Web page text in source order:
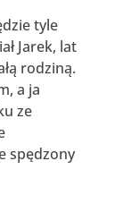
tyle
Jarek, lat
rodziną.
a ja
ze
spędzony